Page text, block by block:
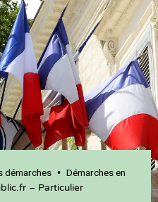
démarches • Démarches en
– Particulier